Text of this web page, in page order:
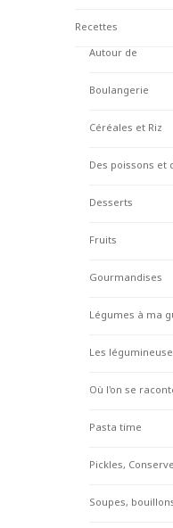
Recettes
Autour de
Boulangerie
Céréales et Riz
Des poissons et
Desserts
Fruits
Gourmandises
Légumes à ma
Les
Où l'on se
Pasta time
Pickles,
Soupes,